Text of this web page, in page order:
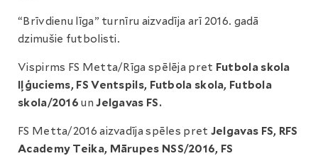
“Brīvdienu līga” turnīru aizvadīja arī 2016. gadā
dzimušie futbolisti.
Vispirms FS Metta/Rīga spēlēja pret Futbola skola
Iļģuciems, FS Ventspils, Futbola skola, Futbola
skola/2016 un Jelgavas FS.
FS Metta/2016 aizvadīja spēles pret Jelgavas FS, RFS
Academy Teika, Mārupes NSS/2016, FS